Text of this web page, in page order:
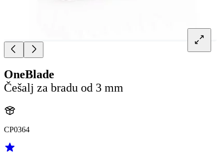
OneBlade
Češalj za bradu od 3 mm
CP0364